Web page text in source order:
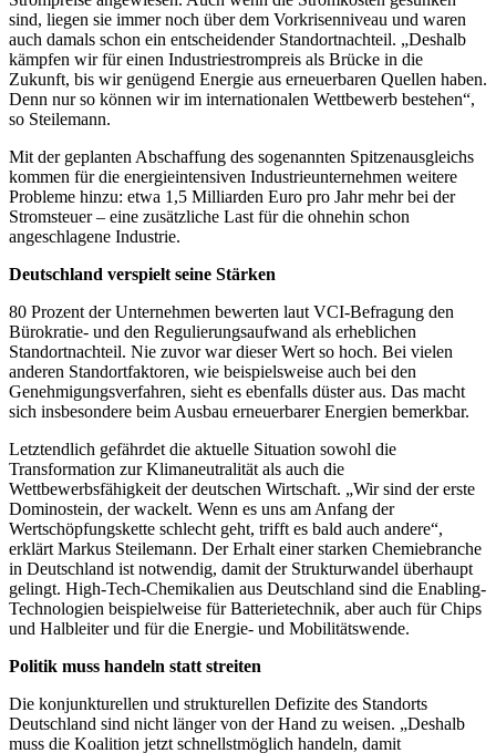
sind, liegen sie immer noch über dem Vorkrisenniveau und waren
auch damals schon ein entscheidender Standortnachteil. „Deshalb
kämpfen wir für einen Industriestrompreis als Brücke in die
Zukunft, bis wir genügend Energie aus erneuerbaren Quellen haben.
Denn nur so können wir im internationalen Wettbewerb bestehen“,
so Steilemann.
Mit der geplanten Abschaffung des sogenannten Spitzenausgleichs
kommen für die energieintensiven Industrieunternehmen weitere
Probleme hinzu: etwa 1,5 Milliarden Euro pro Jahr mehr bei der
Stromsteuer – eine zusätzliche Last für die ohnehin schon
angeschlagene Industrie.
Deutschland verspielt seine Stärken
80 Prozent der Unternehmen bewerten laut VCI-Befragung den
Bürokratie- und den Regulierungsaufwand als erheblichen
Standortnachteil. Nie zuvor war dieser Wert so hoch. Bei vielen
anderen Standortfaktoren, wie beispielsweise auch bei den
Genehmigungsverfahren, sieht es ebenfalls düster aus. Das macht
sich insbesondere beim Ausbau erneuerbarer Energien bemerkbar.
Letztendlich gefährdet die aktuelle Situation sowohl die
Transformation zur Klimaneutralität als auch die
Wettbewerbsfähigkeit der deutschen Wirtschaft. „Wir sind der erste
Dominostein, der wackelt. Wenn es uns am Anfang der
Wertschöpfungskette schlecht geht, trifft es bald auch andere“,
erklärt Markus Steilemann. Der Erhalt einer starken Chemiebranche
in Deutschland ist notwendig, damit der Strukturwandel überhaupt
gelingt. High-Tech-Chemikalien aus Deutschland sind die Enabling-
Technologien beispielweise für Batterietechnik, aber auch für Chips
und Halbleiter und für die Energie- und Mobilitätswende.
Politik muss handeln statt streiten
Die konjunkturellen und strukturellen Defizite des Standorts
Deutschland sind nicht länger von der Hand zu weisen. „Deshalb
muss die Koalition jetzt schnellstmöglich handeln, damit